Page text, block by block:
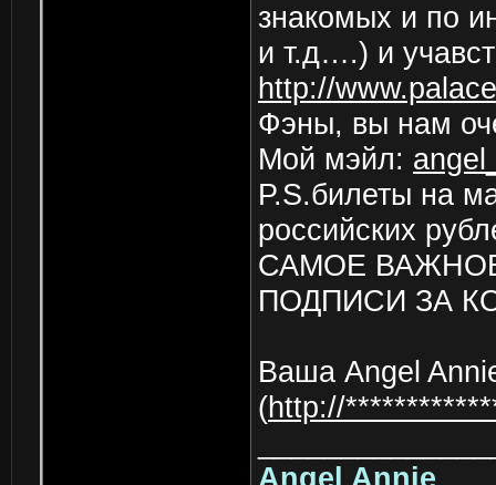
знакомых и по
и т.д….) и
http://
Фэны, вы нам
Мой мэйл:
P.S.билеты на
российских
САМОЕ
ПОДПИСИ ЗА
Ваша Angel
(http://
Angel Annie